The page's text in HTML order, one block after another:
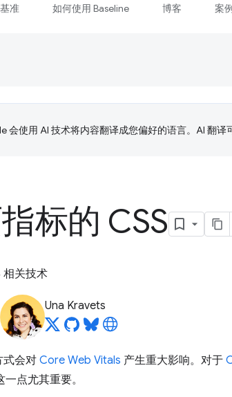
基准 如何使用 Baseline 博客 案
会使用 AI 技术将内容翻译成您偏好的语言。AI 翻译
标的 CSS
相关技术
Una Kravets
式会对 Core Web Vitals 产生重大影响。对于
一点尤其重要。